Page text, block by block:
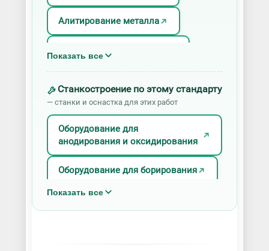
Алитирование металла
Антикоррозийная защита
Борирование металла
Бороалитирование металла
Показать все
Станкостроение по этому стандарту
— станки и оснастка для этих работ
Оборудование для
анодирования и оксидирования
Оборудование для борирования
гальванического цинкования
Показать все